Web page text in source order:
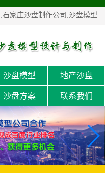
家庄沙盘制作公司,沙盘模型
沙盘模型 地产沙盘
沙盘方案 联系我们